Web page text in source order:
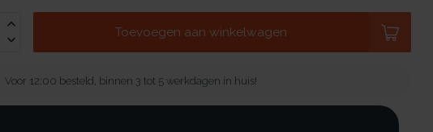
Toevoegen aan winkelwagen
Voor 12:00 besteld, binnen 3 tot 5 werkdagen in huis!